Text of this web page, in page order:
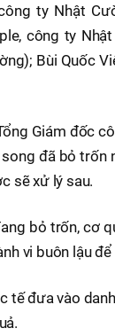
ty Nhật
công ty
Bùi Quốc
Giám đốc
đã bỏ trốn
sẽ xử lý sau.
bỏ trốn, cơ
vi buôn lậu để
tế đưa vào